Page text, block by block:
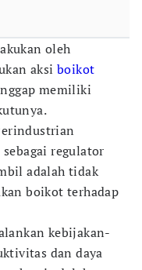
oleh
aksi boikot
memiliki
regulator
adalah tidak
boikot terhadap
kebijakan-
dan daya